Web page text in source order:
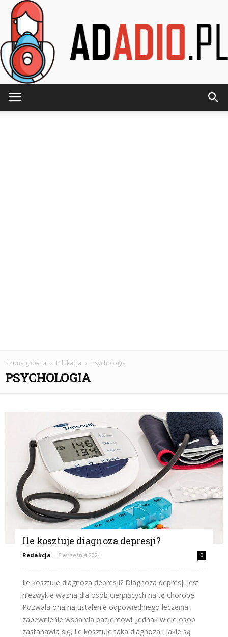
Strona główna Edukacja Psychologia
PSYCHOLOGIA
Ile kosztuje diagnoza depresji?
Redakcja - 6 września 2024 0
Ile kosztuje diagnoza depresji? Diagnoza depresji jest
niezwykle ważna dla osób cierpiących na tę chorobę.
Pozwala ona na ustalenie odpowiedniego leczenia i
zapewnienie wsparcia pacjentowi. Jednak wiele osób
zastanawia się, ile kosztuje taka diagnoza i jakie są